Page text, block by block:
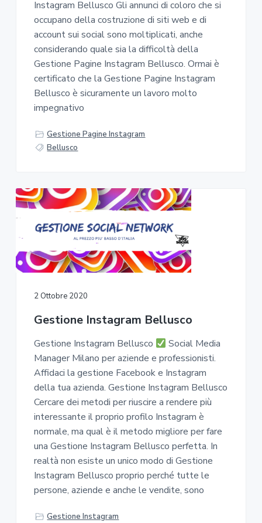
Instagram Bellusco Gli annunci di coloro che si
occupano della costruzione di siti web e di
account sui social sono moltiplicati, anche
considerando quale sia la difficoltà della
Gestione Pagine Instagram Bellusco. Ormai è
certificato che la Gestione Pagine Instagram
Bellusco è sicuramente un lavoro molto
impegnativo
Gestione Pagine Instagram
Bellusco
2 Ottobre 2020
Gestione Instagram Bellusco
Gestione Instagram Bellusco
Social Media
Manager Milano per aziende e professionisti.
Affidaci la gestione Facebook e Instagram
della tua azienda. Gestione Instagram Bellusco
Cercare dei metodi per riuscire a rendere più
interessante il proprio profilo Instagram è
normale, ma qual è il metodo migliore per fare
una Gestione Instagram Bellusco perfetta. In
realtà non esiste un unico modo di Gestione
Instagram Bellusco proprio perché tutte le
persone, aziende e anche le vendite, sono
Gestione Instagram